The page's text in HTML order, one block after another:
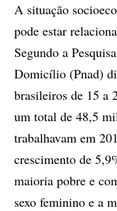
A situação
pode estar
Segundo a
Domicílio (Pnad)
brasileiros de 15 a
um total de 48,5
trabalhavam em
crescimento de
maioria pobre e
sexo feminino e a